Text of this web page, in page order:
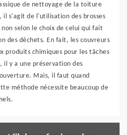
de nettoyage de la toiture
s'agit de l'utilisation des brosses
selon le choix de celui qui fait
des déchets. En fait, les couvreurs
produits chimiques pour les tâches
y a une préservation des
Mais, il faut quand
méthode nécessite beaucoup de